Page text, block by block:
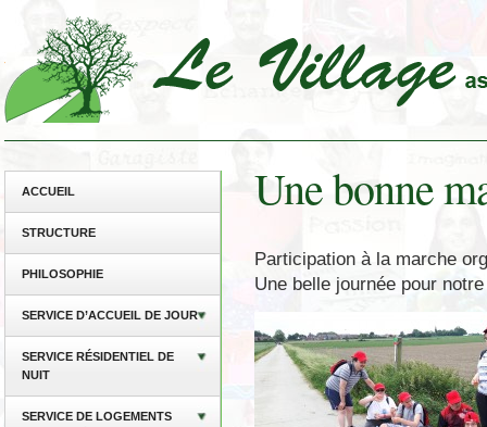
Une bonne
ACCUEIL
STRUCTURE
PHILOSOPHIE
SERVICE D’ACCUEIL DE JOUR
SERVICE RÉSIDENTIEL DE
NUIT
SERVICE DE LOGEMENTS
Participation à la marche
Une belle journée pour